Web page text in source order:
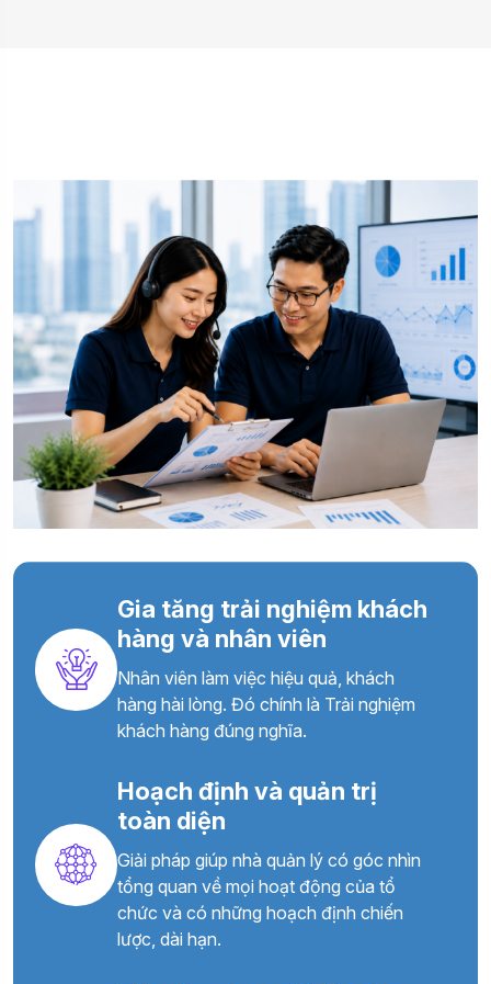
Gia tăng trải nghiệm khách
hàng và nhân viên
Nhân viên làm việc hiệu quả, khách
hàng hài lòng. Đó chính là Trải nghiệm
khách hàng đúng nghĩa.
Hoạch định và quản trị
toàn diện
Giải pháp giúp nhà quản lý có góc nhìn
tổng quan về mọi hoạt động của tổ
chức và có những hoạch định chiến
lược, dài hạn.